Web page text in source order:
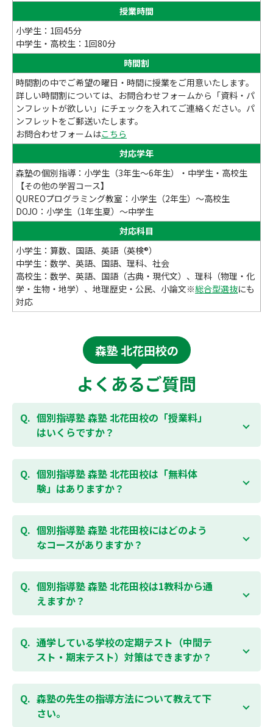
授業時間
小学生：1回45分
中学生・高校生：1回80分
時間割
時間割の中でご希望の曜日・時間に授業をご用意いたします。
詳しい時間割については、お問合わせフォームから「資料・パ
ンフレットが欲しい」にチェックを入れてご連絡ください。パ
ンフレットをご郵送いたします。
お問合わせフォームはこちら
対応学年
森塾の個別指導：小学生（3年生～6年生）・中学生・高校生
【その他の学習コース】
QUREOプログラミング教室：小学生（2年生）～高校生
DOJO：小学生（1年生夏）～中学生
対応科目
小学生：算数、国語、英語（英検®）
中学生：数学、英語、国語、理科、社会
高校生：数学、英語、国語（古典・現代文）、理科（物理・化
学・生物・地学）、地理歴史・公民、小論文※総合型選抜にも
対応
森塾 北花田校の
よくあるご質問
個別指導塾 森塾 北花田校の「授業料」
はいくらですか？
お子様の学年やご状況、校舎によって変わりますの
で、以下より、お気軽にお問合わせください。個別指
導塾 森塾の授業料はこちらのページ
よりお問合わせく
ださい。自動返信メールで【すぐ】にご確認いただけ
個別指導塾 森塾 北花田校は「無料体
験」はありますか？
通常期には最大1ヶ月の無料体験を受付しておりま
す。また、春休み、夏休み、冬休みの講習では「4日
間～5日間の無料体験」授業を受けていただくことが
可能です。個別指導塾 森塾 北花田校の無料体験につい
個別指導塾 森塾 北花田校にはどのよう
なコースがありますか？
個別指導塾 森塾 北花田校では、小学生・中学生・高
校生のコースがあり、それぞれ学校のテストの点数ア
ップを目的としたコースとなっております。その他、
小学生用の英検®対策や、基礎学力を身につけるDOJO
細は校舎にお問合わせください。
お問合わせはこちら
個別指導塾 森塾 北花田校は1教科から通
えますか？
はい、1教科、週1日から受講いただけます。自分から
勉強できる習慣をつけるために最初は1から2教科での
受講をおすすめしております。まずはお気軽にご相談
ください。
ご相談（お問合わせ）はこちら
通学している学校の定期テスト（中間テ
スト・期末テスト）対策はできますか？
お子様お一人おひとりの学校進度やテスト範囲にあわ
せて授業をすすめますので、定期テスト対策に繋がり
ます。森塾では、テスト直前に自分の予定にあわせ
て、テスト対策授業の追加ができます。 受講中の科目
森塾の先生の指導方法について教えて下
さい。